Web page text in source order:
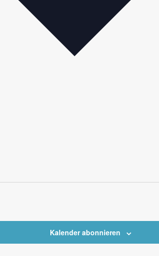
Kalender abonnieren